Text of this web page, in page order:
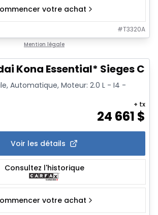
votre achat
#T3320A
Mention légale
Kona Essential* Sieges
Automatique, Moteur: 2.0 L - I4 -
24 661 $
+ tx
Voir les détails
Consultez l'historique
votre achat